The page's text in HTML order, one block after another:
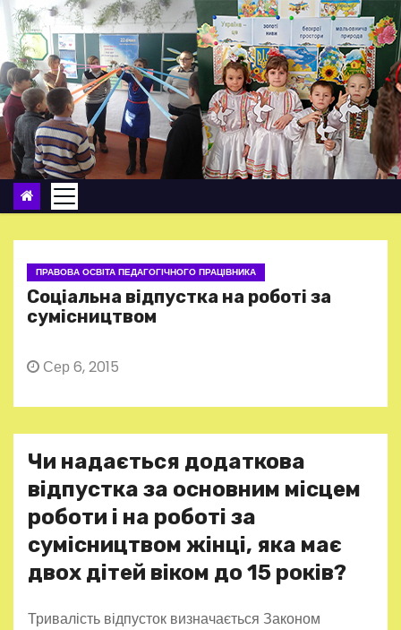
П
р
е
й
т
и
о
ПРАВОВА ОСВІТА ПЕДАГОГІЧНОГО ПРАЦІВНИКА
Соціальна відпустка на роботі за
сумісництвом
Сер 6, 2015
Чи надається додаткова
відпустка за основним місцем
роботи і на роботі за
сумісництвом жінці, яка має
двох дітей віком до 15 років?
Тривалість відпусток визначається Законом